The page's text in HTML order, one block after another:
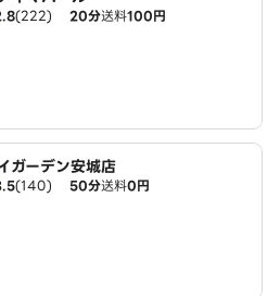
(222) 20分送料100円
ガーデン安城店
(140) 50分送料0円